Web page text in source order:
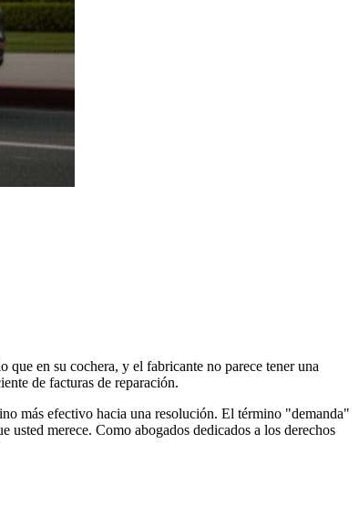
que en su cochera, y el fabricante no parece tener una
de facturas de reparación.
más efectivo hacia una resolución. El término "demanda"
usted merece. Como abogados dedicados a los derechos